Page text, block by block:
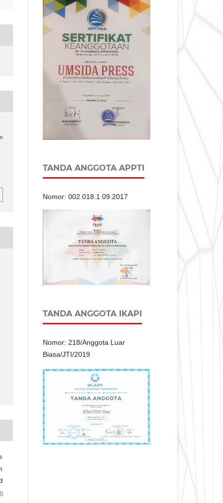
TANDA ANGGOTA APPTI
Nomor: 002.018.1.09.2017
TANDA ANGGOTA IKAPI
Nomor: 218/Anggota Luar
Biasa/JTI/2019